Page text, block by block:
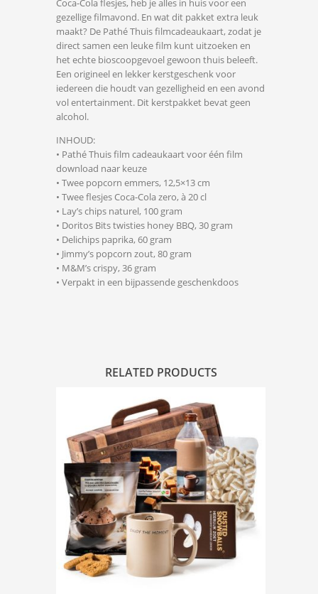
Coca-Cola flesjes, heb je alles in huis voor een
gezellige filmavond. En wat dit pakket extra leuk
maakt? De Pathé Thuis filmcadeaukaart, zodat je
direct samen een leuke film kunt uitzoeken en
het echte bioscoopgevoel gewoon thuis beleeft.
Een origineel en lekker kerstgeschenk voor
iedereen die houdt van gezelligheid en een avond
vol entertainment. Dit kerstpakket bevat geen
alcohol.
INHOUD:
• Pathé Thuis film cadeaukaart voor één film
download naar keuze
• Twee popcorn emmers, 12,5×13 cm
• Twee flesjes Coca-Cola zero, à 20 cl
• Lay’s chips naturel, 100 gram
• Doritos Bits twisties honey BBQ, 30 gram
• Delichips paprika, 60 gram
• Jimmy’s popcorn zout, 80 gram
• M&M’s crispy, 36 gram
• Verpakt in een bijpassende geschenkdoos
RELATED PRODUCTS